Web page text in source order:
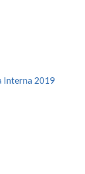
Interna 2019